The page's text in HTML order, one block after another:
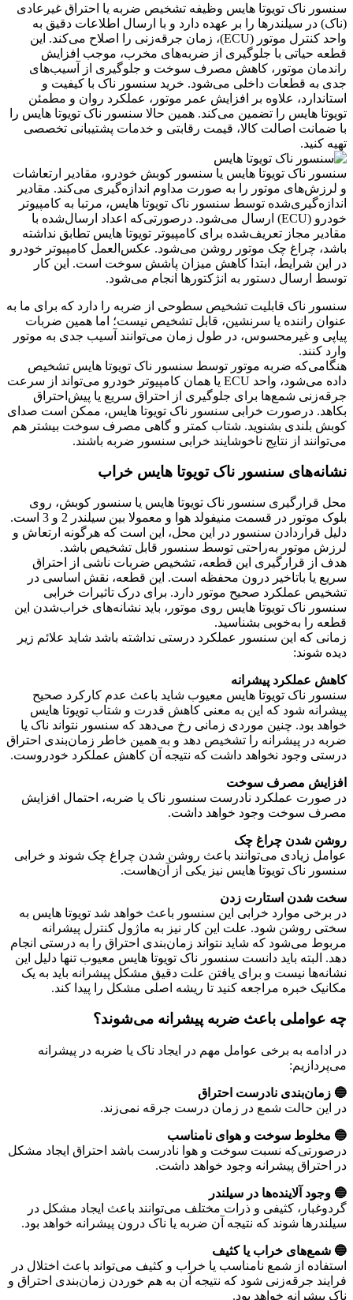
سنسور ناک تویوتا هایس وظیفه تشخیص ضربه یا احتراق غیرعادی
(ناک) در سیلندرها را بر عهده دارد و با ارسال اطلاعات دقیق به
واحد کنترل موتور (ECU)، زمان جرقه‌زنی را اصلاح می‌کند. این
قطعه حیاتی با جلوگیری از ضربه‌های مخرب، موجب افزایش
راندمان موتور، کاهش مصرف سوخت و جلوگیری از آسیب‌های
جدی به قطعات داخلی می‌شود. خرید سنسور ناک با کیفیت و
استاندارد، علاوه بر افزایش عمر موتور، عملکرد روان و مطمئن
تویوتا هایس را تضمین می‌کند. همین حالا سنسور ناک تویوتا هایس را
با ضمانت اصالت کالا، قیمت رقابتی و خدمات پشتیبانی تخصصی
تهیه کنید.
سنسور ناک تویوتا هایس یا سنسور کوبش خودرو، مقادیر ارتعاشات
و لرزش‌های موتور را به ‌صورت مداوم اندازه‌گیری می‌کند. مقادیر
اندازه‌گیری‌شده توسط سنسور ناک تویوتا هایس، مرتبا به کامپیوتر
خودرو (ECU) ارسال می‌شود. درصورتی‌که اعداد ارسال‌شده با
مقادیر مجاز تعریف‌شده برای کامپیوتر تویوتا هایس تطابق نداشته
‌باشد، چراغ چک موتور روشن می‌شود. عکس‌العمل کامپیوتر خودرو
در این شرایط، ابتدا کاهش میزان پاشش سوخت است. این کار
توسط ارسال دستور به انژکتورها انجام می‌شود.
سنسور ناک قابلیت تشخیص سطوحی از ضربه را دارد که برای ما به
عنوان راننده یا سرنشین، قابل ‌تشخیص نیست؛ اما همین ضربات
پیاپی و غیرمحسوس، در طول زمان می‌توانند آسیب جدی به موتور
وارد کنند.
هنگامی‌که ضربه موتور توسط سنسور ناک تویوتا هایس تشخیص
داده ‌می‌شود، واحد ECU یا همان کامپیوتر خودرو می‌تواند از سرعت
جرقه‌زنی شمع‌ها برای جلوگیری از احتراق سریع یا پیش‌احتراق
بکاهد. درصورت خرابی سنسور ناک تویوتا هایس، ممکن ‌است صدای
کوبش بلندی بشنوید. شتاب کمتر و گاهی مصرف سوخت بیشتر هم
می‌توانند از نتایج ناخوشایند خرابی سنسور ضربه باشند.
نشانه‌های سنسور ناک تویوتا هایس خراب
محل قرارگیری سنسور ناک تویوتا هایس یا سنسور کوبش، روی
بلوک موتور در قسمت منیفولد هوا و معمولا بین سیلندر 2 و 3 است.
دلیل قراردادن سنسور در این محل، این است که هرگونه ارتعاش و
لرزش موتور به‌راحتی توسط سنسور قابل ‌تشخیص باشد.
هدف از قرارگیری این قطعه، تشخیص ضربات ناشی از احتراق
سریع یا باتاخیر درون محفظه است. این قطعه، نقش اساسی در
تشخیص عملکرد صحیح موتور دارد. برای درک تاثیرات خرابی
سنسور ناک تویوتا هایس روی موتور، باید نشانه‌های خراب‌شدن این
قطعه را به‌خوبی بشناسید.
زمانی که این سنسور عملکرد درستی نداشته باشد شاید علائم زیر
دیده شوند:
کاهش عملکرد پیشرانه
سنسور ناک تویوتا هایس معیوب شاید باعث عدم کارکرد صحیح
پیشرانه شود که این به معنی کاهش قدرت و شتاب تویوتا هایس
خواهد بود. چنین موردی زمانی رخ می‌دهد که سنسور نتواند ناک یا
ضربه در پیشرانه را تشخیص دهد و به همین خاطر زمان‌بندی احتراق
درستی وجود نخواهد داشت که نتیجه آن کاهش عملکرد خودروست.
افزایش مصرف سوخت
در صورت عملکرد نادرست سنسور ناک یا ضربه، احتمال افزایش
مصرف سوخت وجود خواهد داشت.
روشن شدن چراغ چک
عوامل زیادی می‌توانند باعث روشن شدن چراغ چک شوند و خرابی
سنسور ناک تویوتا هایس نیز یکی از آن‌هاست.
سخت شدن استارت زدن
در برخی موارد خرابی این سنسور باعث خواهد شد تویوتا هایس به‌
سختی روشن شود. علت این کار نیز به ماژول کنترل پیشرانه
مربوط می‌شود که شاید نتواند زمان‌بندی احتراق را به درستی انجام
دهد. البته باید دانست سنسور ناک تویوتا هایس معیوب تنها دلیل این
نشانه‌ها نیست و برای یافتن علت دقیق مشکل پیشرانه باید به یک
مکانیک خبره مراجعه کنید تا ریشه اصلی مشکل را پیدا کند.
چه عواملی باعث ضربه پیشرانه می‌شوند؟
در ادامه به برخی عوامل مهم در ایجاد ناک یا ضربه در پیشرانه
می‌پردازیم:
🔵 زمان‌بندی نادرست احتراق
در این حالت شمع در زمان درست جرقه نمی‌زند.
🔵 مخلوط سوخت و هوای نامناسب
درصورتی‌که نسبت سوخت و هوا نادرست باشد احتراق ایجاد مشکل
در احتراق پیشرانه وجود خواهد داشت.
🔵 وجود آلاینده‌ها در سیلندر
گردوغبار، کثیفی و ذرات مختلف می‌توانند باعث ایجاد مشکل در
سیلندرها شوند که نتیجه آن ضربه یا ناک درون پیشرانه خواهد بود.
🔵 شمع‌های خراب یا کثیف
استفاده از شمع‌ نامناسب یا خراب و کثیف می‌تواند باعث اختلال در
فرایند جرقه‌زنی شود که نتیجه آن به هم خوردن زمان‌بندی احتراق و
ناک پیشرانه خواهد بود.